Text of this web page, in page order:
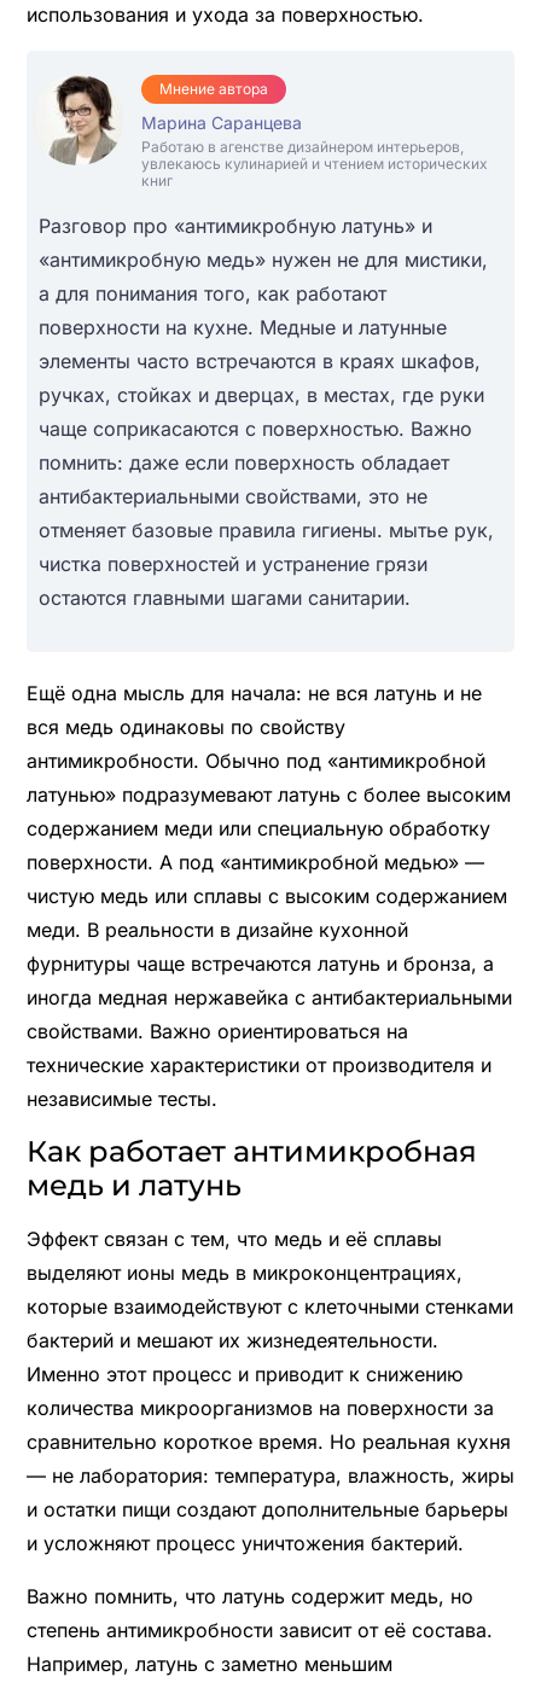
использования и ухода за поверхностью.
Мнение автора
Марина Саранцева
Работаю в агенстве дизайнером интерьеров,
увлекаюсь кулинарией и чтением исторических
книг
Разговор про «антимикробную латунь» и
«антимикробную медь» нужен не для мистики,
а для понимания того, как работают
поверхности на кухне. Медные и латунные
элементы часто встречаются в краях шкафов,
ручках, стойках и дверцах, в местах, где руки
чаще соприкасаются с поверхностью. Важно
помнить: даже если поверхность обладает
антибактериальными свойствами, это не
отменяет базовые правила гигиены. мытье рук,
чистка поверхностей и устранение грязи
остаются главными шагами санитарии.
Ещё одна мысль для начала: не вся латунь и не
вся медь одинаковы по свойству
антимикробности. Обычно под «антимикробной
латунью» подразумевают латунь с более высоким
содержанием меди или специальную обработку
поверхности. А под «антимикробной медью» —
чистую медь или сплавы с высоким содержанием
меди. В реальности в дизайне кухонной
фурнитуры чаще встречаются латунь и бронза, а
иногда медная нержавейка с антибактериальными
свойствами. Важно ориентироваться на
технические характеристики от производителя и
независимые тесты.
Как работает антимикробная
медь и латунь
Эффект связан с тем, что медь и её сплавы
выделяют ионы медь в микроконцентрациях,
которые взаимодействуют с клеточными стенками
бактерий и мешают их жизнедеятельности.
Именно этот процесс и приводит к снижению
количества микроорганизмов на поверхности за
сравнительно короткое время. Но реальная кухня
— не лаборатория: температура, влажность, жиры
и остатки пищи создают дополнительные барьеры
и усложняют процесс уничтожения бактерий.
Важно помнить, что латунь содержит медь, но
степень антимикробности зависит от её состава.
Например, латунь с заметно меньшим